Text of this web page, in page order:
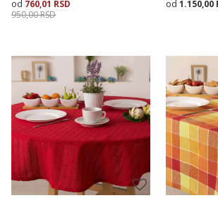
760,01 RSD
950,00RSD
Dodaj u korpu
1.150,00
Veličina
140X140